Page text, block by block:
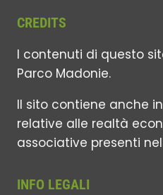
CREDITS
I contenuti di questo
Parco Madonie.
Il sito contiene anche
relative alle realtà
associative presenti
INFO LEGALI